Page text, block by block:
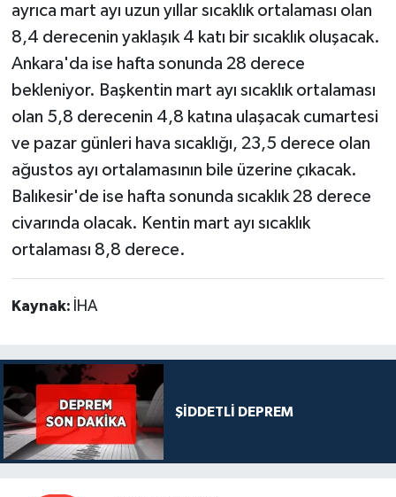
ayrıca mart ayı uzun yıllar sıcaklık ortalaması olan
8,4 derecenin yaklaşık 4 katı bir sıcaklık oluşacak.
Ankara'da ise hafta sonunda 28 derece
bekleniyor. Başkentin mart ayı sıcaklık ortalaması
olan 5,8 derecenin 4,8 katına ulaşacak cumartesi
ve pazar günleri hava sıcaklığı, 23,5 derece olan
ağustos ayı ortalamasının bile üzerine çıkacak.
Balıkesir'de ise hafta sonunda sıcaklık 28 derece
civarında olacak. Kentin mart ayı sıcaklık
ortalaması 8,8 derece.
Kaynak: İHA
ŞİDDETLİ DEPREM